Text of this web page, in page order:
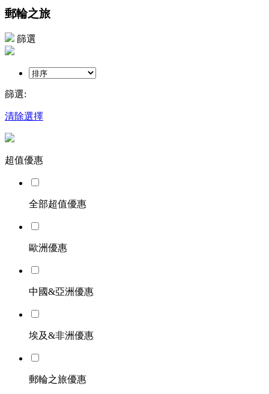
郵輪之旅
篩選
篩選:
清除選擇
超值優惠
全部超值優惠
歐洲優惠
中國&亞洲優惠
埃及&非洲優惠
郵輪之旅優惠